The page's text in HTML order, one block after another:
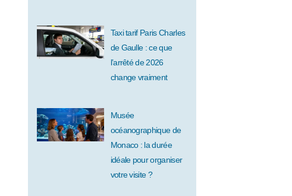
Taxi tarif Paris Charles
de Gaulle : ce que
l’arrêté de 2026
change vraiment
Musée
océanographique de
Monaco : la durée
idéale pour organiser
votre visite ?